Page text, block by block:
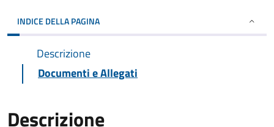
INDICE DELLA PAGINA
Descrizione
Documenti e Allegati
Descrizione